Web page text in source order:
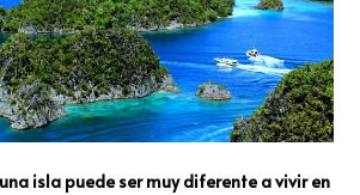
isla puede ser muy diferente a vivir en